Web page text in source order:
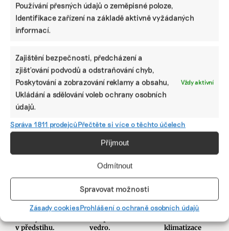
Používání přesných údajů o zeměpisné poloze,
Identifikace zařízení na základě aktivně vyžádaných
informací.
Zajištění bezpečnosti, předcházení a
zjišťování podvodů a odstraňování chyb,
Poskytování a zobrazování reklamy a obsahu,
Ukládání a sdělování voleb ochrany osobních
údajů.
Vždy aktivní
Správa 1811 prodejcůPřečtěte si více o těchto účelech
Příjmout
Odmítnout
Spravovat možnosti
Zásady cookiesProhlášení o ochraně osobních údajů
SDÍLET
FacebookX LinkedIn
Dodali
uhlíkové
v předstihu.
Komentář:
Motoristé našli
vedro.
Komentář:
Vlny veder
klimatizace